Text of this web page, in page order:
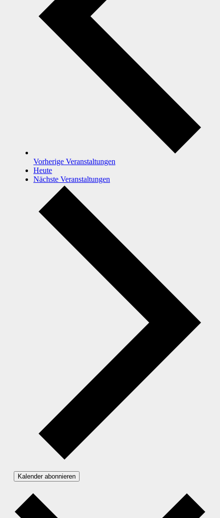
Vorherige Veranstaltungen
Heute
Nächste Veranstaltungen
Kalender abonnieren